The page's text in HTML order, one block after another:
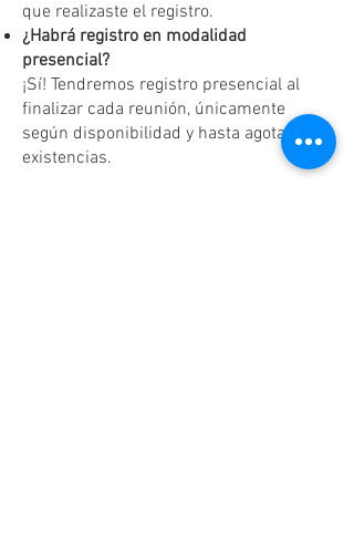
que realizaste el registro.
¿Habrá registro en modalidad
presencial?
¡Sí! Tendremos registro presencial al
finalizar cada reunión, únicamente
según disponibilidad y hasta agotar
existencias.